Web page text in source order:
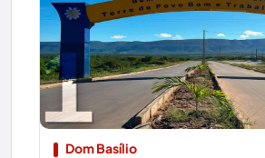
1
Dom Basílio